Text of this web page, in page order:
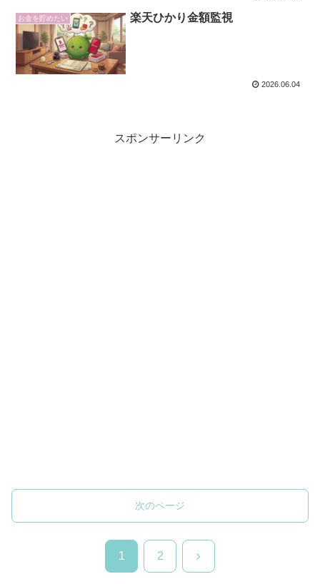
お金を貯めたい 楽天ひかり金額監視
2026.06.04
スポンサーリンク
次のページ
1 2 次